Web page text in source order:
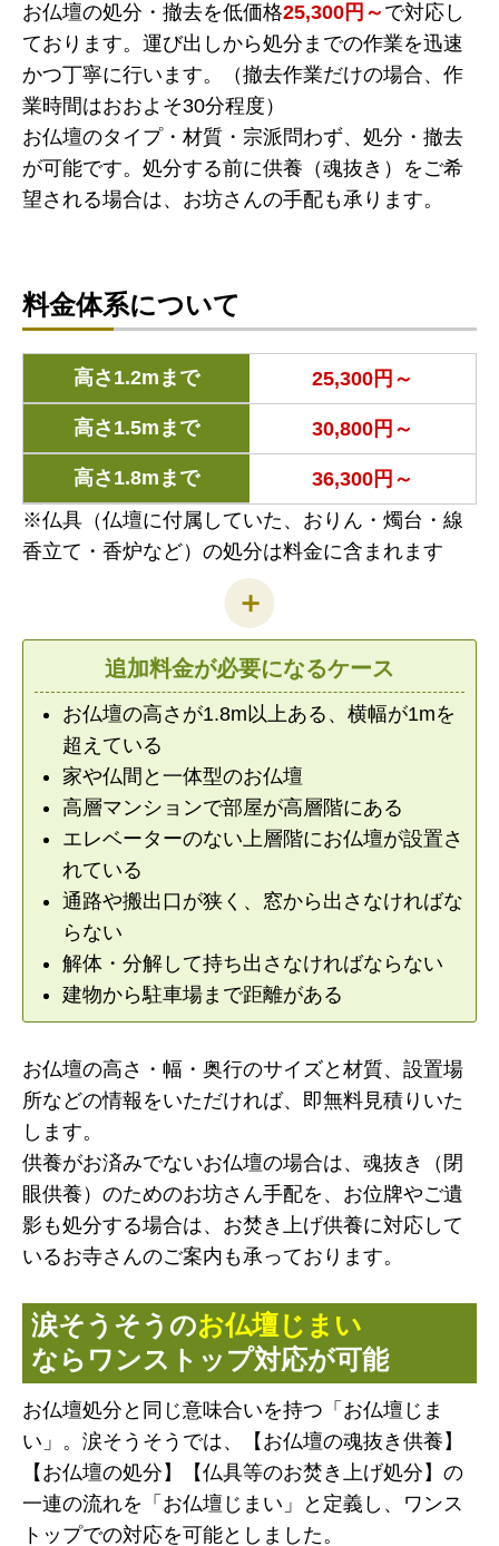
お仏壇の処分・撤去を低価格25,300円～ で対応し
ております。運び出しから処分までの作業を迅速
かつ丁寧に行います。（撤去作業だけの場合、作
業時間はおおよそ30分程度）
お仏壇のタイプ・材質・宗派問わず、処分・撤去
が可能です。処分する前に供養（魂抜き）をご希
望される場合は、お坊さんの手配も承ります。
料金体系について
高さ1.2mまで 25,300円～
高さ1.5mまで 30,800円～
高さ1.8mまで
36,300円～
※仏具（仏壇に付属していた、おりん・燭台・線
香立て・香炉など）の処分は料金に含まれます
追加料金が必要になるケース
お仏壇の高さが1.8m以上ある、横幅が1mを
超えている
家や仏間と一体型のお仏壇
高層マンションで部屋が高層階にある
エレベーターのない上層階にお仏壇が設置さ
れている
通路や搬出口が狭く、窓から出さなければな
らない
解体・分解して持ち出さなければならない
建物から駐車場まで距離がある
お仏壇の高さ・幅・奥行のサイズと材質、設置場
所などの情報をいただければ、即無料見積りいた
します。
供養がお済みでないお仏壇の場合は、魂抜き（閉
眼供養）のためのお坊さん手配を、お位牌やご遺
影も処分する場合は、お焚き上げ供養に対応して
いるお寺さんのご案内も承っております。
涙そうそうのお仏壇じまい
ならワンストップ対応が可能
お仏壇処分と同じ意味合いを持つ「お仏壇じま
い」。涙そうそうでは、【お仏壇の魂抜き供養】
【お仏壇の処分】【仏具等のお焚き上げ処分】の
一連の流れを「お仏壇じまい」と定義し、ワンス
トップでの対応を可能としました。